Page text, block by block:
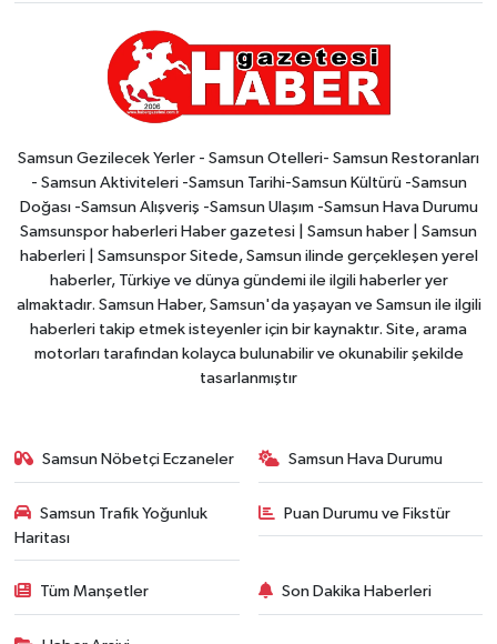
Samsun Gezilecek Yerler - Samsun Otelleri- Samsun Restoranları
- Samsun Aktiviteleri -Samsun Tarihi-Samsun Kültürü -Samsun
Doğası -Samsun Alışveriş -Samsun Ulaşım -Samsun Hava Durumu
Samsunspor haberleri Haber gazetesi | Samsun haber | Samsun
haberleri | Samsunspor Sitede, Samsun ilinde gerçekleşen yerel
haberler, Türkiye ve dünya gündemi ile ilgili haberler yer
almaktadır. Samsun Haber, Samsun'da yaşayan ve Samsun ile ilgili
haberleri takip etmek isteyenler için bir kaynaktır. Site, arama
motorları tarafından kolayca bulunabilir ve okunabilir şekilde
tasarlanmıştır
Samsun Nöbetçi Eczaneler Samsun Hava Durumu
Samsun Trafik Yoğunluk
Haritası
Puan Durumu ve Fikstür
Tüm Manşetler Son Dakika Haberleri